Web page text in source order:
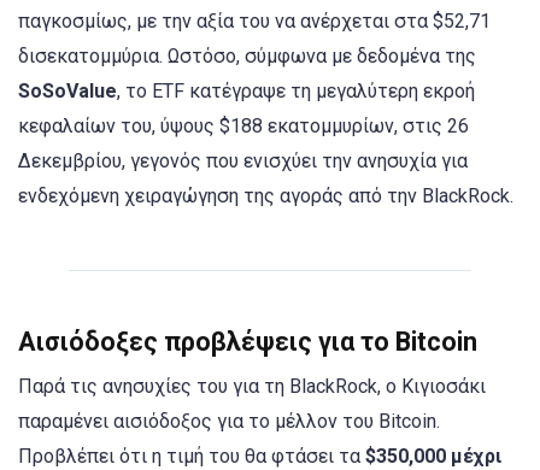
παγκοσμίως, με την αξία του να ανέρχεται στα $52,71
δισεκατομμύρια. Ωστόσο, σύμφωνα με δεδομένα της
SoSoValue, το ETF κατέγραψε τη μεγαλύτερη εκροή
κεφαλαίων του, ύψους $188 εκατομμυρίων, στις 26
Δεκεμβρίου, γεγονός που ενισχύει την ανησυχία για
ενδεχόμενη χειραγώγηση της αγοράς από την BlackRock.
Αισιόδοξες προβλέψεις για το Bitcoin
Παρά τις ανησυχίες του για τη BlackRock, ο Κιγιοσάκι
παραμένει αισιόδοξος για το μέλλον του Bitcoin.
Προβλέπει ότι η τιμή του θα φτάσει τα $350,000 μέχρι